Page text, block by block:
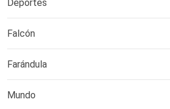
Deportes
Falcón
Farándula
Mundo